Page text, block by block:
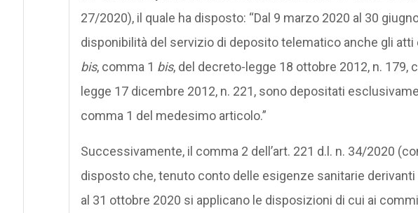
27/2020), il quale ha disposto: “Dal 9 marzo 2020 al 30
disponibilità del servizio di deposito telematico anche gli atti
bis, comma 1 bis, del decreto-legge 18 ottobre 2012, n. 179,
legge 17 dicembre 2012, n. 221, sono depositati
comma 1 del medesimo articolo.”
Successivamente, il comma 2 dell’art. 221 d.l. n. 34/2020
disposto che, tenuto conto delle esigenze sanitarie
al 31 ottobre 2020 si applicano le disposizioni di cui ai